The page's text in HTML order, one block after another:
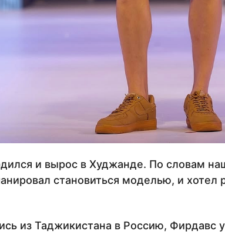
и вырос в Худжанде. По словам
становиться моделью, и хотел
из Таджикистана в Россию, Фирдавс